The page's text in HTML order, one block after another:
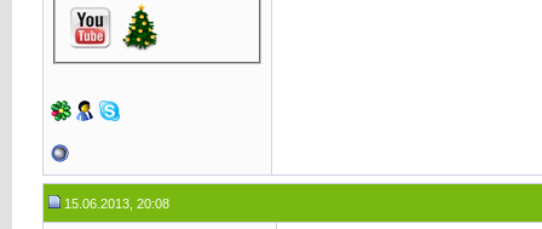
15.06.2013, 20:08